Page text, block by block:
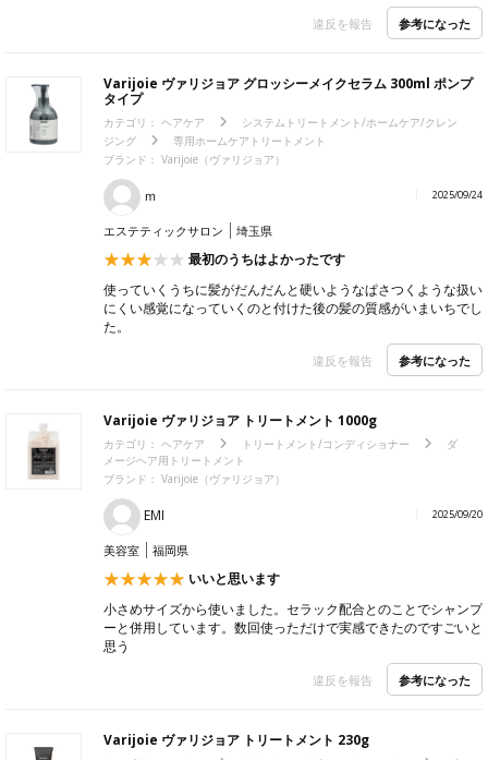
違反を報告 参考になった
Varijoie ヴァリジョア グロッシーメイクセラム 300ml ポンプ
タイプ
カテゴリ： ヘアケア
システムトリートメント/ホームケア/クレン
ジング
専用ホームケアトリートメント
ブランド： Varijoie（ヴァリジョア）
ｍ 2025/09/24
エステティックサロン 埼玉県
最初のうちはよかったです
使っていくうちに髪がだんだんと硬いようなぱさつくような扱い
にくい感覚になっていくのと付けた後の髪の質感がいまいちでし
た。
違反を報告 参考になった
Varijoie ヴァリジョア トリートメント 1000g
カテゴリ： ヘアケア トリートメント/コンディショナー
ダ
メージヘア用トリートメント
ブランド： Varijoie（ヴァリジョア）
EMI 2025/09/20
美容室 福岡県
いいと思います
小さめサイズから使いました。セラック配合とのことでシャンプ
ーと併用しています。数回使っただけで実感できたのですごいと
思う
違反を報告 参考になった
Varijoie ヴァリジョア トリートメント 230g